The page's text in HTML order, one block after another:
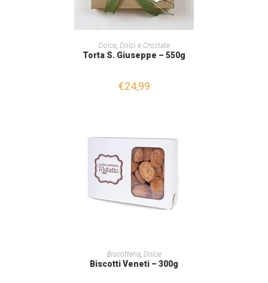
AGGIUNGI AL CARRELLO
Dolce, Dolci e Crostate
Torta S. Giuseppe – 550g
€24,99
AGGIUNGI AL CARRELLO
Biscotteria, Dolce
Biscotti Veneti – 300g